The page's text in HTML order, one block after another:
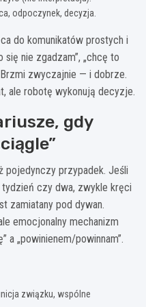
odpoczynek, decyzja.
do komunikatów prostych i
się nie zgadzam”, „chcę to
Brzmi zwyczajnie — i dobrze.
ale robotę wykonują decyzje.
gdy
pojedynczy przypadek. Jeśli
czy dwa, zwykle kręci
zamiatany pod dywan.
emocjonalny mechanizm
a „powinienem/powinnam”.
związku, wspólne